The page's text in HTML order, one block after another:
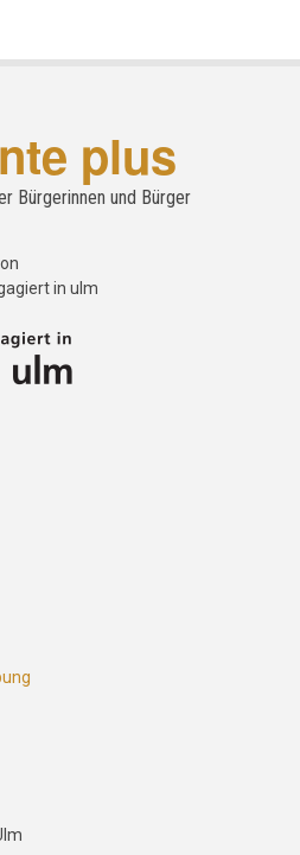
plus
Bürgerinnen und Bürger
in ulm